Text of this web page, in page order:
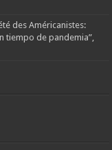
des Américanistes:
tiempo de pandemia”,